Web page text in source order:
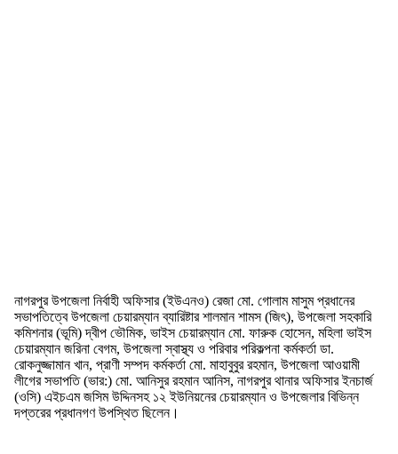
নাগরপুর উপজেলা নির্বাহী অফিসার (ইউএনও) রেজা মো. গোলাম মাসুম প্রধানের
সভাপতিত্বে উপজেলা চেয়ারম্যান ব্যারিষ্টার শালমান শামস (জিৎ), উপজেলা সহকারি
কমিশনার (ভূমি) দ্বীপ ভৌমিক, ভাইস চেয়ারম্যান মো. ফারুক হোসেন, মহিলা ভাইস
চেয়ারম্যান জরিনা বেগম, উপজেলা স্বাস্থ্য ও পরিবার পরিকল্পনা কর্মকর্তা ডা.
রোকনুজ্জামান খান, প্রাণী সম্পদ কর্মকর্তা মো. মাহাবুবুর রহমান, উপজেলা আওয়ামী
লীগের সভাপতি (ভার:) মো. আনিসুর রহমান আনিস, নাগরপুর থানার অফিসার ইনচার্জ
(ওসি) এইচএম জসিম উদ্দিনসহ ১২ ইউনিয়নের চেয়ারম্যান ও উপজেলার বিভিন্ন
দপ্তরের প্রধানগণ উপস্থিত ছিলেন।